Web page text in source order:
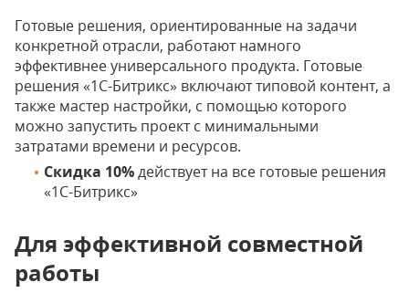
Готовые решения, ориентированные на задачи
конкретной отрасли, работают намного
эффективнее универсального продукта. Готовые
решения «1С-Битрикс» включают типовой контент, а
также мастер настройки, с помощью которого
можно запустить проект с минимальными
затратами времени и ресурсов.
Скидка 10%действует на все готовые решения
«1С-Битрикс»
Для эффективной совместной
работы